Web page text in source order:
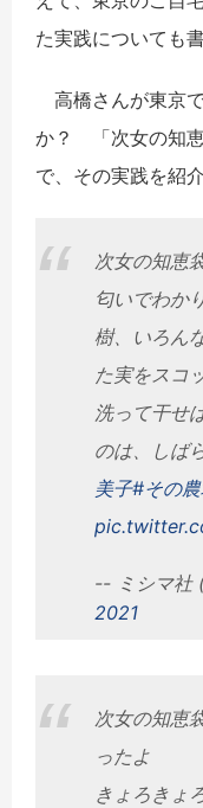
た実践についても
高橋さんが東京
か？ 「次女の知
で、その実践を紹
次女の知
匂いでわか
樹、いろん
た実をスコ
洗って干せ
のは、しば
美子#その
-- ミシマ社
2021
次女の知
ったよ
きょろきょ